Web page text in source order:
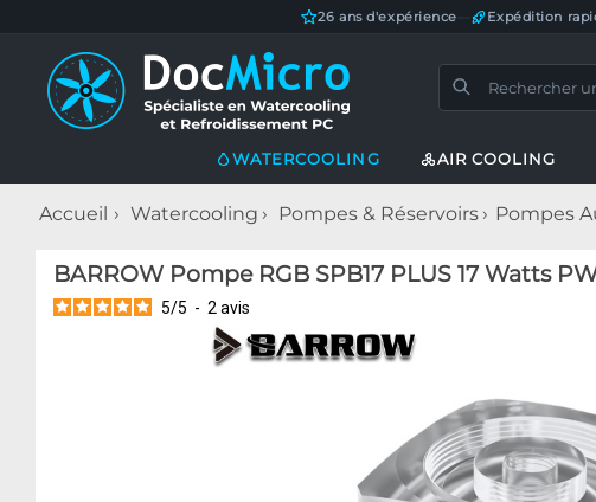
26 ans d'expérience Expédition
WATERCOOLING AIR COOLING
Accueil Watercooling Pompes & Réservoirs Pompes
BARROW Pompe RGB SPB17 PLUS 17 Watts
5/5 - 2 avis